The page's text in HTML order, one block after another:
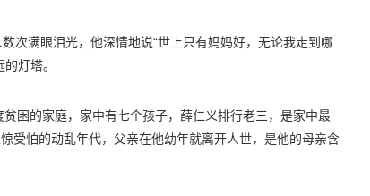
次满眼泪光，他深情地说“世上只有妈妈好，无论我走到哪
灯塔。
困的家庭，家中有七个孩子，薛仁义排行老三，是家中最
受怕的动乱年代，父亲在他幼年就离开人世，是他的母亲含